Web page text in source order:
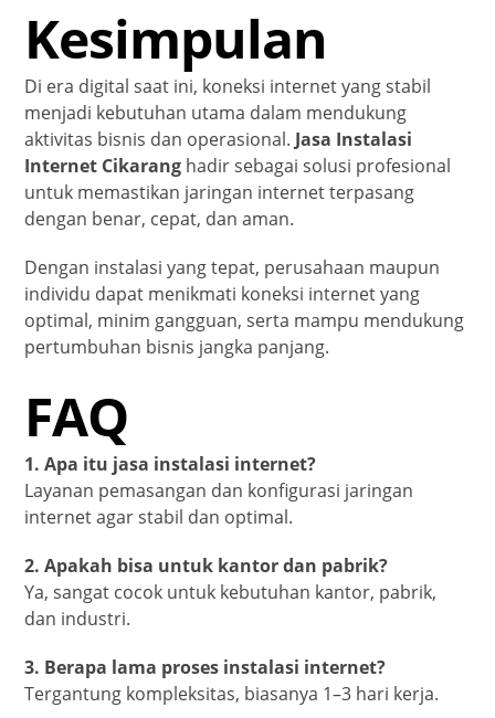
Kesimpulan
Di era digital saat ini, koneksi internet yang stabil
menjadi kebutuhan utama dalam mendukung
aktivitas bisnis dan operasional. Jasa Instalasi
Internet Cikarang hadir sebagai solusi profesional
untuk memastikan jaringan internet terpasang
dengan benar, cepat, dan aman.
Dengan instalasi yang tepat, perusahaan maupun
individu dapat menikmati koneksi internet yang
optimal, minim gangguan, serta mampu mendukung
pertumbuhan bisnis jangka panjang.
FAQ
1. Apa itu jasa instalasi internet?
Layanan pemasangan dan konfigurasi jaringan
internet agar stabil dan optimal.
2. Apakah bisa untuk kantor dan pabrik?
Ya, sangat cocok untuk kebutuhan kantor, pabrik,
dan industri.
3. Berapa lama proses instalasi internet?
Tergantung kompleksitas, biasanya 1–3 hari kerja.